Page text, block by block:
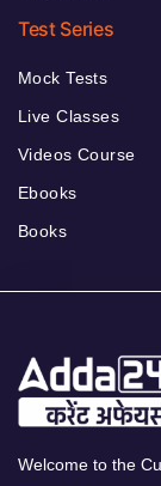
Test Series
Mock Tests
Live Classes
Videos Course
Ebooks
Books
Welcome to the